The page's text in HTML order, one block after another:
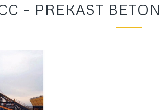
– PREKAST